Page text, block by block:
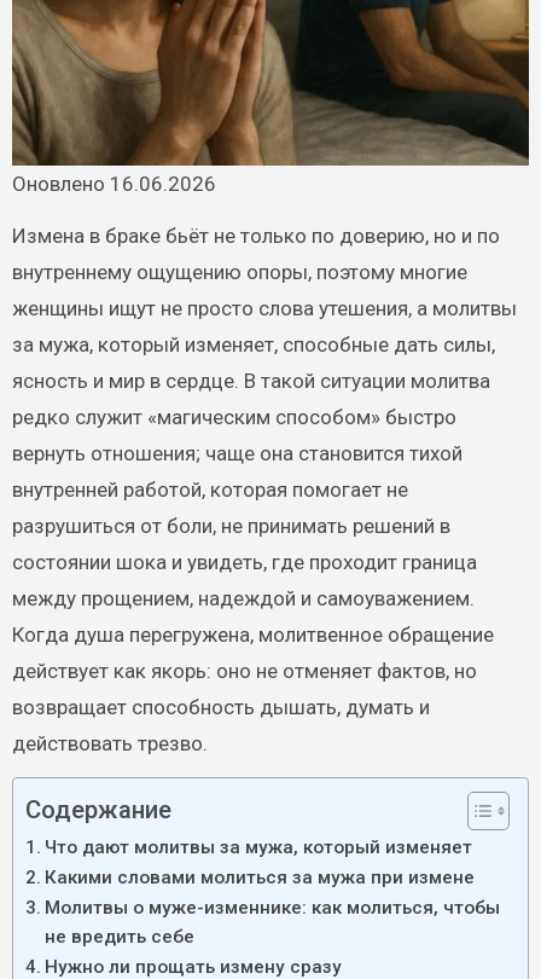
Оновлено 16.06.2026
Измена в браке бьёт не только по доверию, но и по
внутреннему ощущению опоры, поэтому многие
женщины ищут не просто слова утешения, а молитвы
за мужа, который изменяет, способные дать силы,
ясность и мир в сердце. В такой ситуации молитва
редко служит «магическим способом» быстро
вернуть отношения; чаще она становится тихой
внутренней работой, которая помогает не
разрушиться от боли, не принимать решений в
состоянии шока и увидеть, где проходит граница
между прощением, надеждой и самоуважением.
Когда душа перегружена, молитвенное обращение
действует как якорь: оно не отменяет фактов, но
возвращает способность дышать, думать и
действовать трезво.
Содержание
Что дают молитвы за мужа, который изменяет
Какими словами молиться за мужа при измене
Молитвы о муже-изменнике: как молиться, чтобы
не вредить себе
Нужно ли прощать измену сразу